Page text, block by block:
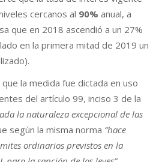
cercanos al 90% anual, a
que en 2018 ascendió a un 27%
en la primera mitad de 2019 un
la medida fue dictada en uso
del artículo 99, inciso 3 de la
la naturaleza excepcional de las
según la misma norma “hace
ordinarios previstos en la